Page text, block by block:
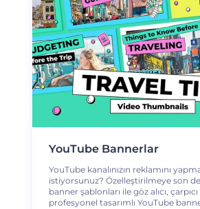
YouTube Bannerlar
YouTube kanalınızın reklamını
istiyorsunuz? Özelleştirilmeye son
banner şablonları ile göz alıcı, çarpıcı
profesyonel tasarımlı YouTube